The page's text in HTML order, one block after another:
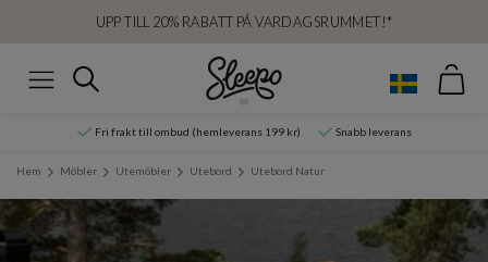
UPP TILL 20% RABATT PÅ VARDAGSRUMMET!*
Sök
Fri frakt till ombud (hemleverans 199 kr) Snabb leverans
Hem Möbler Utemöbler Utebord Utebord Natur